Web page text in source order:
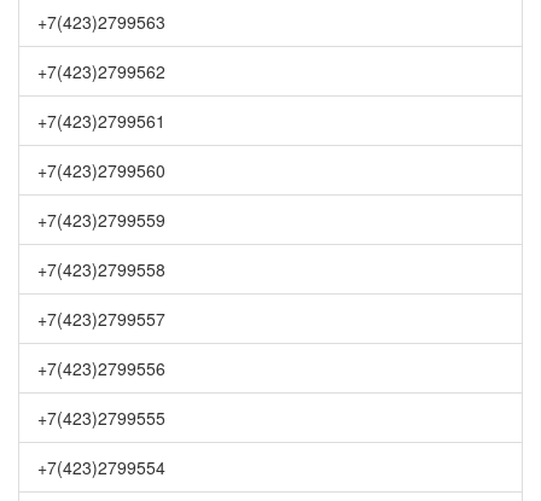
+7(423)2799563
+7(423)2799562
+7(423)2799561
+7(423)2799560
+7(423)2799559
+7(423)2799558
+7(423)2799557
+7(423)2799556
+7(423)2799555
+7(423)2799554